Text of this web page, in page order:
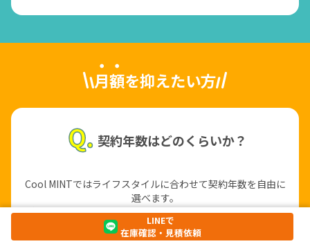
月額を抑えたい方
契約年数はどのくらいか？
Cool MINTではライフスタイルに合わせて契約年数を自由に
選べます。
新車プランの契約期間「5・7・9年」を選択することで、
残価は下がりますが細かく分割する分、月々の支払額を圧縮
することができます。
LINEで
在庫確認・見積依頼